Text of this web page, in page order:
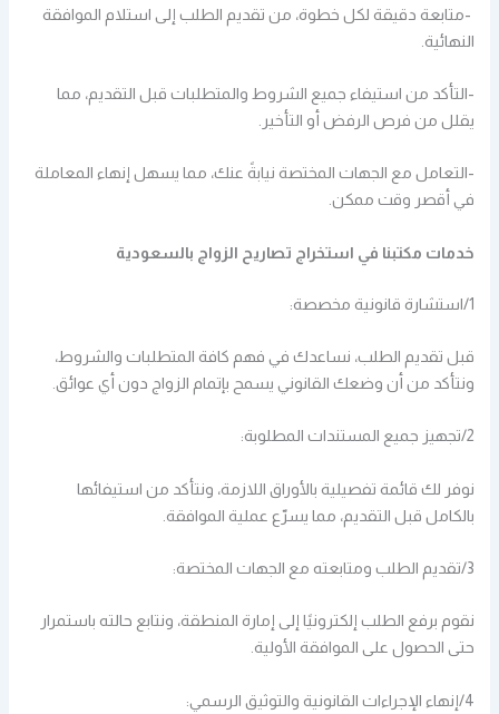
-متابعة دقيقة لكل خطوة، من تقديم الطلب إلى استلام الموافقة
النهائية.
-التأكد من استيفاء جميع الشروط والمتطلبات قبل التقديم، مما
يقلل من فرص الرفض أو التأخير.
-التعامل مع الجهات المختصة نيابةً عنك، مما يسهل إنهاء المعاملة
في أقصر وقت ممكن.
خدمات مكتبنا في استخراج تصاريح الزواج بالسعودية
1/استشارة قانونية مخصصة:
قبل تقديم الطلب، نساعدك في فهم كافة المتطلبات والشروط،
ونتأكد من أن وضعك القانوني يسمح بإتمام الزواج دون أي عوائق.
2/تجهيز جميع المستندات المطلوبة:
نوفر لك قائمة تفصيلية بالأوراق اللازمة، ونتأكد من استيفائها
بالكامل قبل التقديم، مما يسرّع عملية الموافقة.
3/تقديم الطلب ومتابعته مع الجهات المختصة:
نقوم برفع الطلب إلكترونيًا إلى إمارة المنطقة، ونتابع حالته باستمرار
حتى الحصول على الموافقة الأولية.
4/إنهاء الإجراءات القانونية والتوثيق الرسمي: